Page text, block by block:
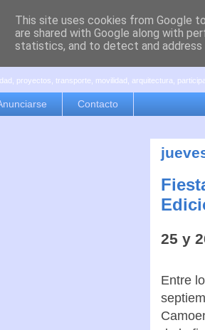
proyectos, transporte, movilidad, arquitectura,
Contacto
25 y
Entre
This site uses cookies from Google
are shared with Google along with
statistics, and to detect and address